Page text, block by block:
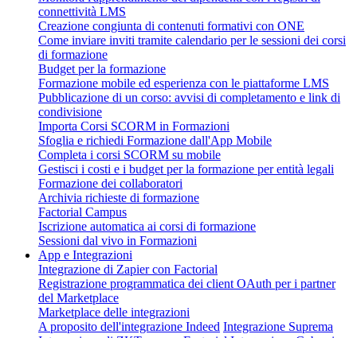
connettività LMS
Creazione congiunta di contenuti formativi con ONE
Come inviare inviti tramite calendario per le sessioni dei corsi
di formazione
Budget per la formazione
Formazione mobile ed esperienza con le piattaforme LMS
Pubblicazione di un corso: avvisi di completamento e link di
condivisione
Importa Corsi SCORM in Formazioni
Sfoglia e richiedi Formazione dall'App Mobile
Completa i corsi SCORM su mobile
Gestisci i costi e i budget per la formazione per entità legali
Formazione dei collaboratori
Archivia richieste di formazione
Factorial Campus
Iscrizione automatica ai corsi di formazione
Sessioni dal vivo in Formazioni
App e Integrazioni
Integrazione di Zapier con Factorial
Registrazione programmatica dei client OAuth per i partner
del Marketplace
Marketplace delle integrazioni
A proposito dell'integrazione Indeed Integrazione Suprema